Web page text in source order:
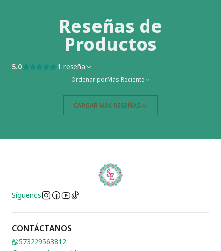
Reseñas de
Productos
5.0 1 reseña
Ordenar porMás Reciente
CARGAR MÁS RESEÑAS
Síguenos
CONTÁCTANOS
573229563812